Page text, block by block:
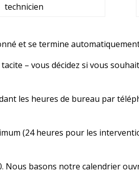
technicien
et se termine
– vous décidez si vous
les heures de bureau par
(24 heures pour les
Nous basons notre calendrier